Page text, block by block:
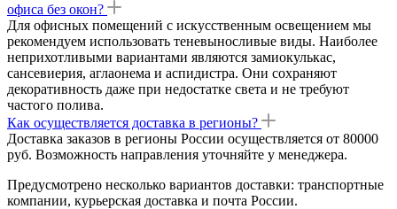
офиса без окон?
Для офисных помещений с искусственным освещением мы
рекомендуем использовать теневыносливые виды. Наиболее
неприхотливыми вариантами являются замиокулькас,
сансевиерия, аглаонема и аспидистра. Они сохраняют
декоративность даже при недостатке света и не требуют
частого полива.
Как осуществляется доставка в регионы?
Доставка заказов в регионы России осуществляется от 80000
руб. Возможность направления уточняйте у менеджера.
Предусмотрено несколько вариантов доставки: транспортные
компании, курьерская доставка и почта России.